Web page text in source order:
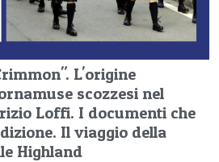
L'origine
scozzesi nel
Loffi. I documenti che
Il viaggio della
Highland